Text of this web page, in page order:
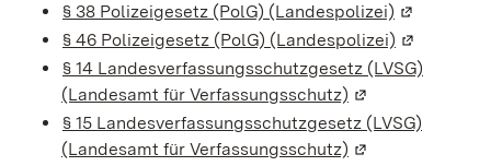
§ 38 Polizeigesetz (PolG) (Landespolizei) (Wird in
§ 46 Polizeigesetz (PolG) (Landespolizei) (Wird in
§ 14 Landesverfassungsschutzgesetz (LVSG)
(Landesamt für Verfassungsschutz) (Wird in einem
§ 15 Landesverfassungsschutzgesetz (LVSG)
(Landesamt für Verfassungsschutz) (Wird in einem